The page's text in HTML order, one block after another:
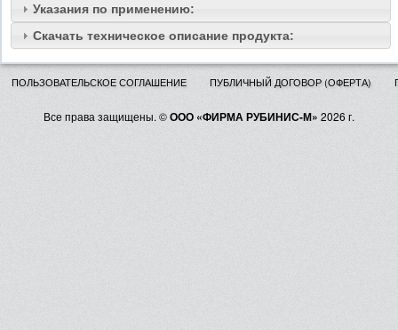
Указания по применению:
Скачать техническое описание продукта:
ПОЛЬЗОВАТЕЛЬСКОЕ СОГЛАШЕНИЕ ПУБЛИЧНЫЙ ДОГОВОР (ОФЕРТА)
Все права защищены. ©ООО «ФИРМА РУБИНИС-М» 2026 г.